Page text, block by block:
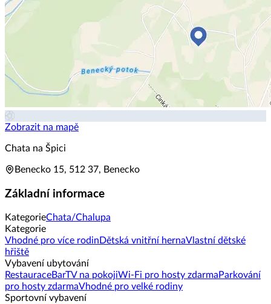
Zobrazit na mapě
Chata na Špici
Benecko 15, 512 37, Benecko
Základní informace
KategorieChata/Chalupa
Kategorie
Vhodné pro více rodin Dětská vnitřní hernaVlastní dětské
hřiště
Vybavení ubytování
RestauraceBarTV na pokojiWi-Fi pro hosty zdarma Parkování
pro hosty zdarmaVhodné pro velké rodiny
Sportovní vybavení